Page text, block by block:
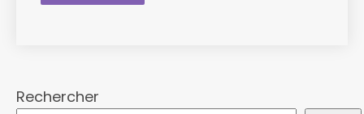
Rechercher